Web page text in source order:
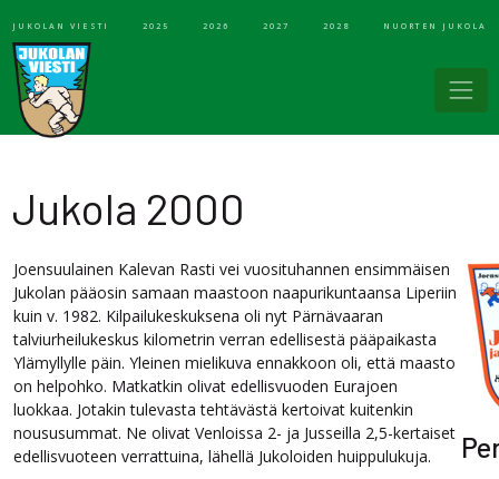
JUKOLAN VIESTI 2025 2026 2027 2028 NUORTEN JUKOLA
Jukola 2000
Joensuulainen Kalevan Rasti vei vuosituhannen ensimmäisen
Jukolan pääosin samaan maastoon naapurikuntaansa Liperiin
kuin v. 1982. Kilpailukeskuksena oli nyt Pärnävaaran
talviurheilukeskus kilometrin verran edellisestä pääpaikasta
Ylämyllylle päin. Yleinen mielikuva ennakkoon oli, että maasto
on helpohko. Matkatkin olivat edellisvuoden Eurajoen
luokkaa. Jotakin tulevasta tehtävästä kertoivat kuitenkin
noususummat. Ne olivat Venloissa 2- ja Jusseilla 2,5-kertaiset
edellisvuoteen verrattuina, lähellä Jukoloiden huippulukuja.